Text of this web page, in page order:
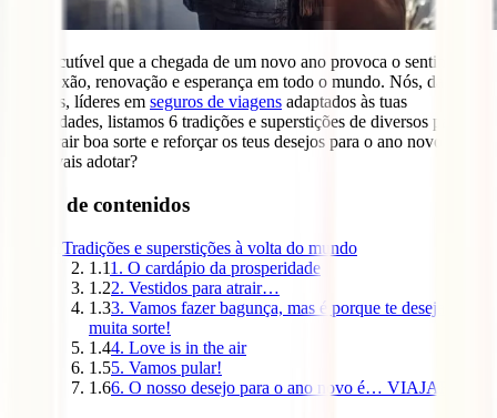
É indiscutível que a chegada de um novo ano provoca o sentimento
de reflexão, renovação e esperança em todo o mundo. Nós, da IATI
Seguros, líderes em seguros de viagens adaptados às tuas
necessidades, listamos 6 tradições e superstições de diversos países
para atrair boa sorte e reforçar os teus desejos para o ano novo!
Quais vais adotar?
Tabla de contenidos
Tradições e superstições à volta do mundo
1.11. O cardápio da prosperidade
1.22. Vestidos para atrair…
1.33. Vamos fazer bagunça, mas é porque te desejamos
muita sorte!
1.44. Love is in the air
1.55. Vamos pular!
1.66. O nosso desejo para o ano novo é… VIAJAR!